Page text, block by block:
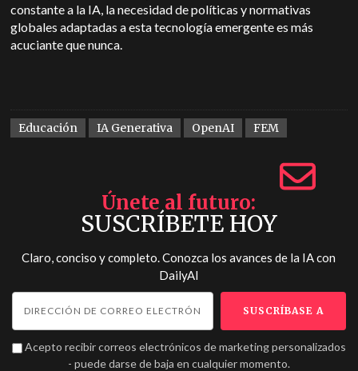
constante a la IA, la necesidad de políticas y normativas
globales adaptadas a esta tecnología emergente es más
acuciante que nunca.
Educación IA Generativa OpenAI FEM
Únete al futuro
SUSCRÍBETE HOY
Claro, conciso y completo. Conozca los avances de la IA con
DailyAI
Acepto recibir correos electrónicos de marketing personalizados
- puede darse de baja en cualquier momento.